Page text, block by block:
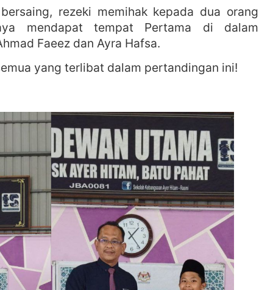
rezeki memihak kepada dua orang
mendapat tempat Pertama di dalam
Faeez dan Ayra Hafsa.
yang terlibat dalam pertandingan ini!